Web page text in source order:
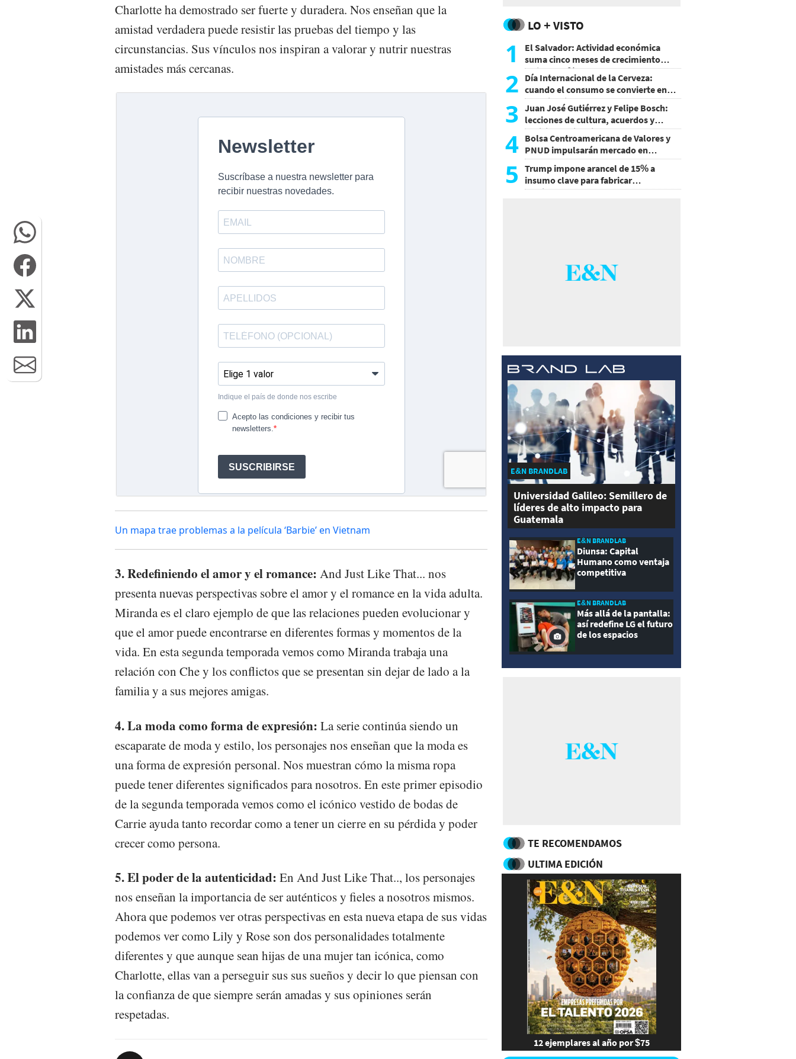
Charlotte ha demostrado ser fuerte y duradera. Nos enseñan que la
amistad verdadera puede resistir las pruebas del tiempo y las
circunstancias. Sus vínculos nos inspiran a valorar y nutrir nuestras
amistades más cercanas.
Un mapa trae problemas a la película ‘Barbie’ en Vietnam
3. Redefiniendo el amor y el romance: And Just Like That... nos
presenta nuevas perspectivas sobre el amor y el romance en la vida adulta.
Miranda es el claro ejemplo de que las relaciones pueden evolucionar y
que el amor puede encontrarse en diferentes formas y momentos de la
vida. En esta segunda temporada vemos como Miranda trabaja una
relación con Che y los conflictos que se presentan sin dejar de lado a la
familia y a sus mejores amigas.
4. La moda como forma de expresión: La serie continúa siendo un
escaparate de moda y estilo, los personajes nos enseñan que la moda es
una forma de expresión personal. Nos muestran cómo la misma ropa
puede tener diferentes significados para nosotros. En este primer episodio
de la segunda temporada vemos como el icónico vestido de bodas de
Carrie ayuda tanto recordar como a tener un cierre en su pérdida y poder
crecer como persona.
5. El poder de la autenticidad: En And Just Like That.., los personajes
nos enseñan la importancia de ser auténticos y fieles a nosotros mismos.
Ahora que podemos ver otras perspectivas en esta nueva etapa de sus vidas
podemos ver como Lily y Rose son dos personalidades totalmente
diferentes y que aunque sean hijas de una mujer tan icónica, como
Charlotte, ellas van a perseguir sus sus sueños y decir lo que piensan con
la confianza de que siempre serán amadas y sus opiniones serán
respetadas.
LO + VISTO
1
El Salvador: Actividad económica
suma cinco meses de crecimiento
arriba de 4%
2 Día Internacional de la Cerveza:
cuando el consumo se convierte en
experiencia
3 Juan José Gutiérrez y Felipe Bosch:
lecciones de cultura, acuerdos y
decisiones sin miedo
4 Bolsa Centroamericana de Valores y
PNUD impulsarán mercado en
Honduras
5
Trump impone arancel de 15% a
insumo clave para fabricar
semiconductores y paneles
E&N BRANDLAB
Universidad Galileo: Semillero de
líderes de alto impacto para
Guatemala
E&N BRANDLAB
Diunsa: Capital
Humano como ventaja
competitiva
E&N BRANDLAB
Más allá de la pantalla:
así redefine LG el futuro
de los espacios
TE RECOMENDAMOS
ULTIMA EDICIÓN
12 ejemplares al año por $75